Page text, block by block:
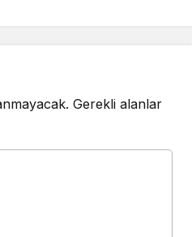
Gerekli alanlar